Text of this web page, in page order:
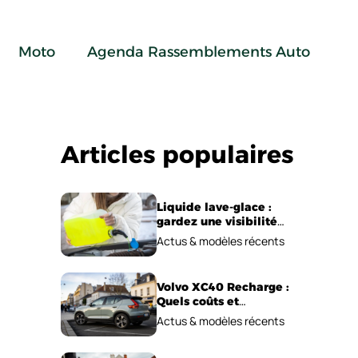
Moto Agenda Rassemblements Auto
Articles populaires
Liquide lave-glace :
gardez une visibilité
parfaite en voiture
Actus & modèles récents
Volvo XC40 Recharge :
Quels coûts et
performances
électriques ?
Actus & modèles récents